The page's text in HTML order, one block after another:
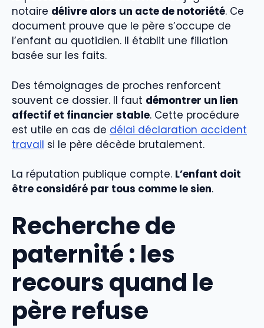
notaire délivre alors un acte de notoriété. Ce
document prouve que le père s’occupe de
l’enfant au quotidien. Il établit une filiation
basée sur les faits.
Des témoignages de proches renforcent
souvent ce dossier. Il faut démontrer un lien
affectif et financier stable. Cette procédure
est utile en cas de délai déclaration accident
travail si le père décède brutalement.
La réputation publique compte. L’enfant doit
être considéré par tous comme le sien.
Recherche de
paternité : les
recours quand le
père refuse